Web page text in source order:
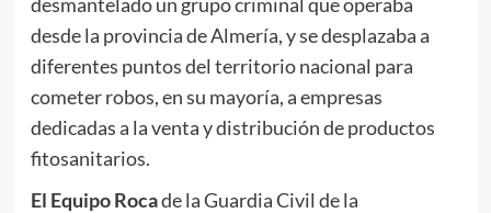
desde la provincia de Almería, y se desplazaba a
diferentes puntos del territorio nacional para
cometer robos, en su mayoría, a empresas
dedicadas a la venta y distribución de productos
fitosanitarios.
El Equipo Rocade la Guardia Civil de la